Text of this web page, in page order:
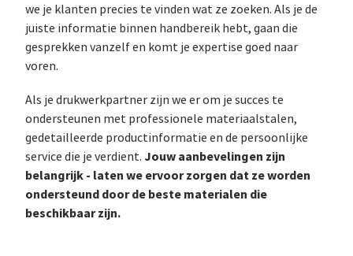
we je klanten precies te vinden wat ze zoeken. Als je de
juiste informatie binnen handbereik hebt, gaan die
gesprekken vanzelf en komt je expertise goed naar
voren.
Als je drukwerkpartner zijn we er om je succes te
ondersteunen met professionele materiaalstalen,
gedetailleerde productinformatie en de persoonlijke
service die je verdient. Jouw aanbevelingen zijn
belangrijk - laten we ervoor zorgen dat ze worden
ondersteund door de beste materialen die
beschikbaar zijn.